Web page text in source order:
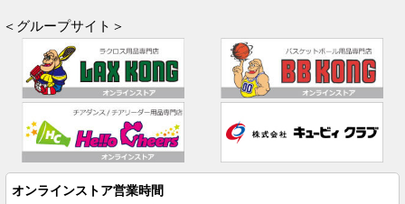
＜グループサイト＞
オンラインストア営業時間